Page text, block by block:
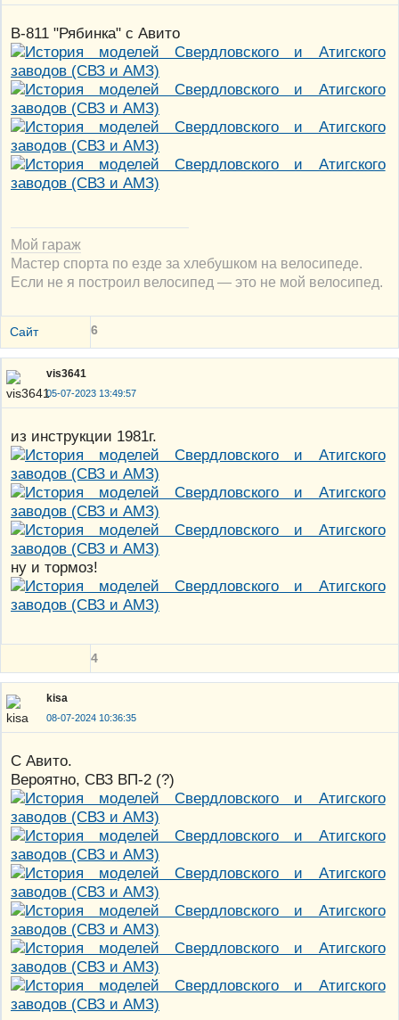
В-811 "Рябинка" с Авито
Мой гараж
Мастер спорта по езде за хлебушком на велосипеде.
Если не я построил велосипед — это не мой велосипед.
Сайт 6
vis3641
05-07-2023 13:49:57
из инструкции 1981г.
ну и тормоз!
4
kisa
08-07-2024 10:36:35
С Авито.
Вероятно, СВЗ ВП-2 (?)